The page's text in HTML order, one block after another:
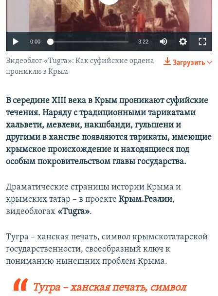
ПОБЕДИТЕЛЕЙ НЕ СУДЯТ?
КРЫМ.НЕПОКОРЕННЫЙ
ELIFBE
УКРАИНСКАЯ ПРОБЛЕМА КРЫМА
ПРИСОЕДИНЯЙТЕСЬ!
Все сайты RFE/RL
0:00 3:22
Загрузить
Видеоблог «Tugra»: Как суфийские ордена
проникли в Крым
В середине XIII века в Крым проникают суфийские
течения. Наряду с традиционными тарикатами
хальвети, мевлеви, накшбанди, гульшени и
другими в ханстве появляются тарикаты, имеющие
крымское происхождение и находящиеся под
особым покровительством главы государства.
Драматические страницы истории Крыма и
крымских татар – в проекте Крым.Реалии,
видеоблогах «Tugra».
Тугра – ханская печать, символ крымскотатарской
государственности, своеобразный ключ к
пониманию нынешних проблем Крыма.
Тугра – ханская печать, символ